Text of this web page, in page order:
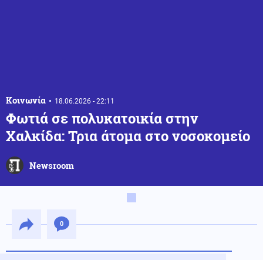
Κοινωνία 18.06.2026 - 22:11
Φωτιά σε πολυκατοικία στην
Χαλκίδα: Τρια άτομα στο νοσοκομείο
Newsroom
0